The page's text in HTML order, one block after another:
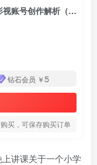
一个小时学会批量创作抖音影视账号，影视账号创作解析（附搬运模板）
钻石会员 ￥5
买，可保存购买订单